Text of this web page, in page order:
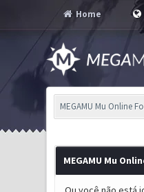
Home
MEGAMU Mu Online
MEGAMU Mu